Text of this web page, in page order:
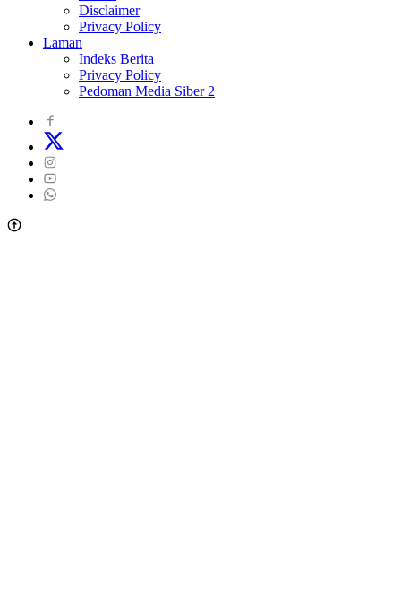
Disclaimer
Privacy Policy
Laman
Indeks Berita
Privacy Policy
Pedoman Media Siber 2